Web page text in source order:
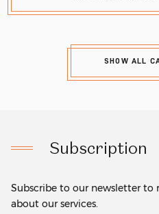
SHOW ALL
Subscription
Subscribe to our newsletter to
about our services.